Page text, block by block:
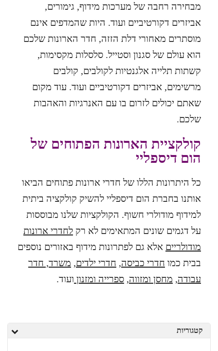
מבחירה רחבה של מערכות מידוף, גימורים,
אביזרים דקורטיביים ועוד. היות שהמדפים אינם
מוסתרים מאחורי דלת הזזה, חדר הארונות שלכם
הוא עולם של סגנון וסטייל. סלסלות מקסימות,
קשתות תלייה אלגנטיות לקולבים, קולבים
מרשימים, אביזרים דקורטיביים ועוד. עוד מקום
שאתם יכולים לזרום בו עם האנרגיות והאהבות
שלכם.
קולקציית הארונות הפתוחים של
הום דיספליי
כל היתרונות הללו של חדרי ארונות פתוחים הביאו
אותנו בחברת הום דיספליי להשיק קולקציה ביתית
למידוף מודולרי חשוף. הקולקציות שלנו מבוססות
על דגמים שונים המתאימים לא רק לחדרי ארונות
מודולריים אלא גם לפתרונות מידוף באזורים נוספים
בבית כמו חדרי כביסה, חדרי ילדים, משרד, חדר
עבודה, מחסן ומזווה, ספרייה ומזנון ועוד.
קטגוריות